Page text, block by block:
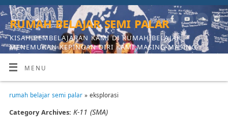
rumah belajar semi palar
KISAH PEMBELAJARAN KAMI DI RUMAH BELAJAR,
MENEMUKAN KEPINGAN DIRI KAMI MASING-MASING
MENU
rumah belajar semi palar» eksplorasi
Category Archives: K-11 (SMA)